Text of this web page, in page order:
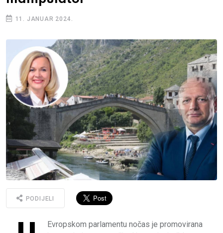
11. JANUAR 2024.
PODIJELI
Evropskom parlamentu nočas je promovirana